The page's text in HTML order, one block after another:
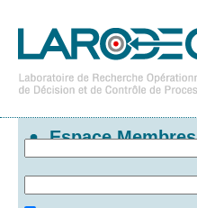
Espace Membres